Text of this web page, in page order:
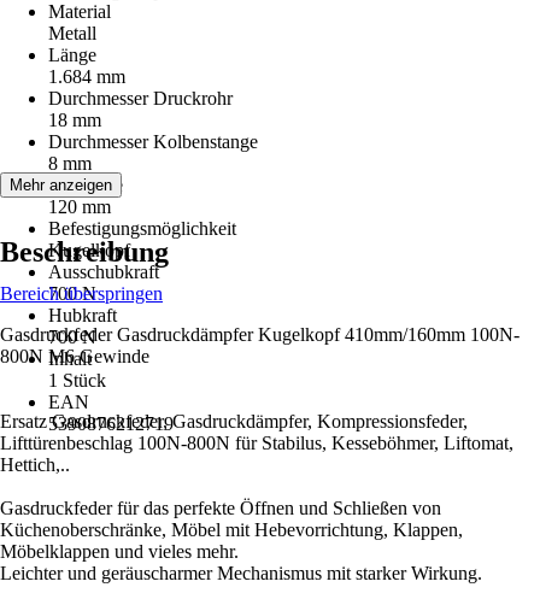
Material
Metall
Länge
1.684 mm
Durchmesser Druckrohr
18 mm
Durchmesser Kolbenstange
8 mm
Hublänge
120 mm
Befestigungsmöglichkeit
Kugelkopf
Ausschubkraft
700 N
Hubkraft
700 N
Inhalt
1 Stück
EAN
5390876212719
Mehr anzeigen
Beschreibung
Bereich überspringen
Gasdruckfeder Gasdruckdämpfer Kugelkopf 410mm/160mm 100N-
800N M6 Gewinde
Ersatz Gasdruckfeder, Gasdruckdämpfer, Kompressionsfeder,
Lifttürenbeschlag 100N-800N für Stabilus, Kesseböhmer, Liftomat,
Hettich,..
Gasdruckfeder für das perfekte Öffnen und Schließen von
Küchenoberschränke, Möbel mit Hebevorrichtung, Klappen,
Möbelklappen und vieles mehr.
Leichter und geräuscharmer Mechanismus mit starker Wirkung.